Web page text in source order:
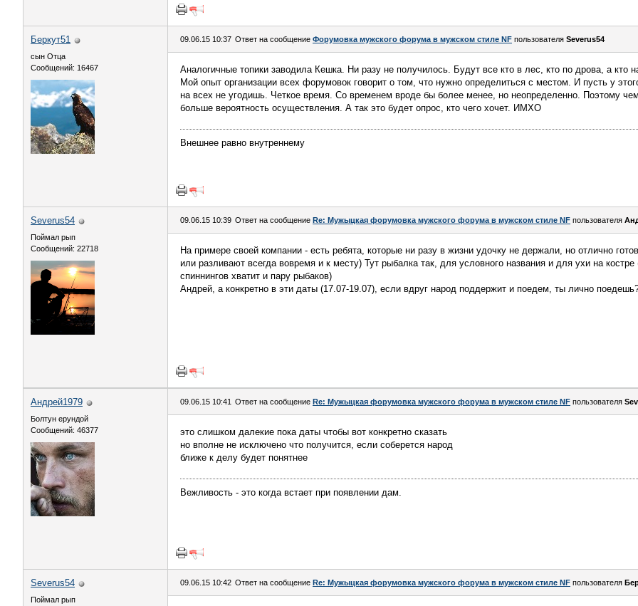
Беркут51
сын Отца
Сообщений: 16467
09.06.15 10:37 Ответ на сообщение Форумовка мужского форума в мужском стиле NF пользователя Severus54
Аналогичные топики заводила Кешка. Ни разу не получилось. Будут все кто в лес, кто по дрова, а кто
Мой опыт организации всех форумовок говорит о том, что нужно определиться с местом. И пусть у
на всех не угодишь. Четкое время. Со временем вроде бы более менее, но неопределенно. Поэтому
больше вероятность осуществления. А так это будет опрос, кто чего хочет. ИМХО
Внешнее равно внутреннему
Severus54
Поймал рып
Сообщений: 22718
09.06.15 10:39 Ответ на сообщение Re: Мужыцкая форумовка мужского форума в мужском стиле NF пользователя
На примере своей компании - есть ребята, которые ни разу в жизни удочку не держали, но отлично
или разливают всегда вовремя и к месту) Тут рыбалка так, для условного названия и для ухи на
спиннингов хватит и пару рыбаков)
Андрей, а конкретно в эти даты (17.07-19.07), если вдруг народ поддержит и поедем, ты лично
Андрей1979
Болтун ерундой
Сообщений: 46377
09.06.15 10:41 Ответ на сообщение Re: Мужыцкая форумовка мужского форума в мужском стиле NF пользователя
это слишком далекие пока даты чтобы вот конкретно сказать
но вполне не исключено что получится, если соберется народ
ближе к делу будет понятнее
Вежливость - это когда встает при появлении дам.
Severus54
Поймал рып
09.06.15 10:42 Ответ на сообщение Re: Мужыцкая форумовка мужского форума в мужском стиле NF пользователя